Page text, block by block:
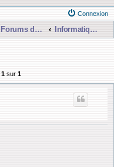
Connexion
Les Forums de Discussions
Informatique, Consoles Numériques et MAO
1 sur 1